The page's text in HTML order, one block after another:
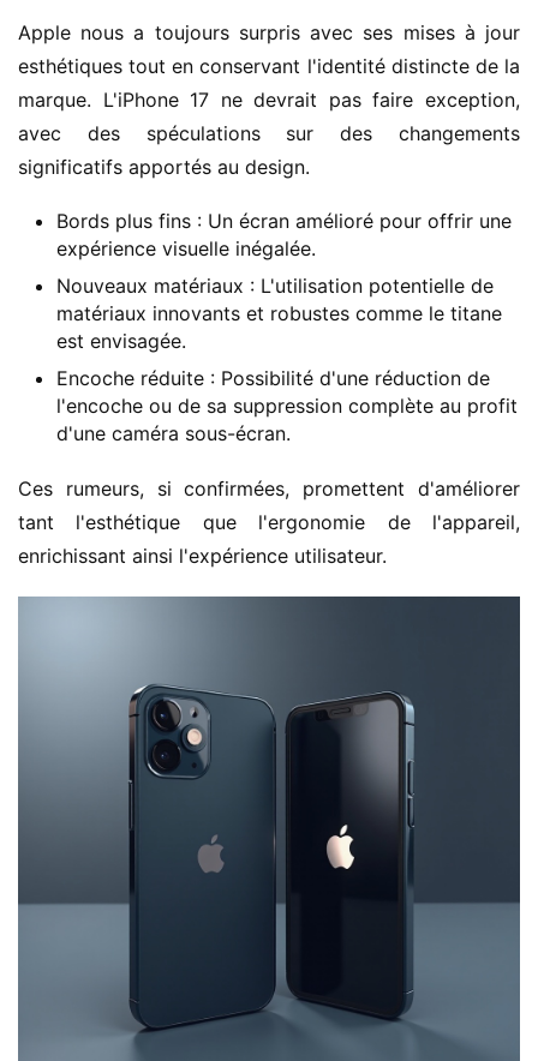
Apple nous a toujours surpris avec ses mises à jour
esthétiques tout en conservant l'identité distincte de la
marque. L'iPhone 17 ne devrait pas faire exception,
avec des spéculations sur des changements
significatifs apportés au design.
Bords plus fins : Un écran amélioré pour offrir une
expérience visuelle inégalée.
Nouveaux matériaux : L'utilisation potentielle de
matériaux innovants et robustes comme le titane
est envisagée.
Encoche réduite : Possibilité d'une réduction de
l'encoche ou de sa suppression complète au profit
d'une caméra sous-écran.
Ces rumeurs, si confirmées, promettent d'améliorer
tant l'esthétique que l'ergonomie de l'appareil,
enrichissant ainsi l'expérience utilisateur.